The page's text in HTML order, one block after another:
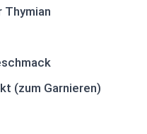
(zum Garnieren)